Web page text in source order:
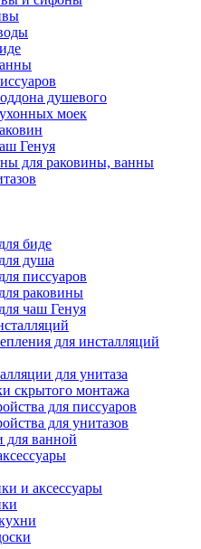
душевого
моек
Генуя
для раковины, ванны
биде
душа
писсуаров
раковины
чаш Генуя
для инсталляций
для унитаза
скрытого монтажа
для писсуаров
для унитазов
для ванной
и аксессуары